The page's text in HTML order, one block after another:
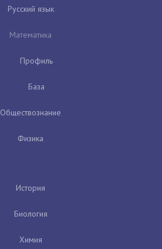
Русский язык
Математика
Профиль
База
Обществознание
Физика
История
Биология
Химия